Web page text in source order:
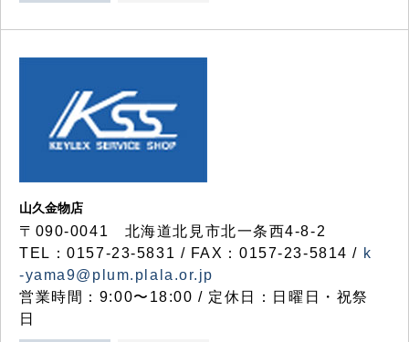
山久金物店
〒090-0041 北海道北見市北一条西4-8-2
TEL：0157-23-5831 / FAX：0157-23-5814 / k
-yama9@plum.plala.or.jp
営業時間：9:00〜18:00 / 定休日：日曜日・祝祭
日